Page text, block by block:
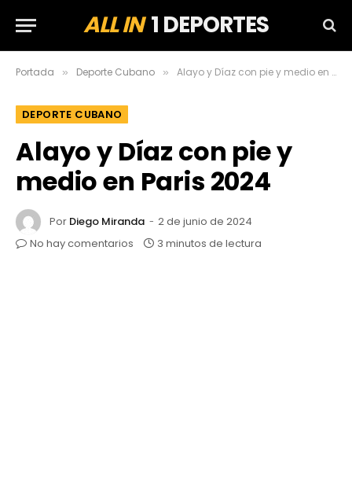
ALL IN1 DEPORTES
Portada » Deporte Cubano » Alayo y Díaz con pie y medio en Paris 2024
DEPORTE CUBANO
Alayo y Díaz con pie y
medio en Paris 2024
Por Diego Miranda
2 de junio de 2024
No hay comentarios
3 minutos de lectura